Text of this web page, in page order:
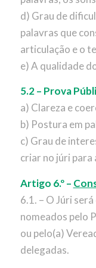
d) Grau de
palavras que
articulação e o
e) A qualidade
5.2 – Prova
a) Clareza e
b) Postura em
c) Grau de
criar no júri
Artigo 6.º –
6.1. – O Júri
nomeados pelo
ou pelo(a)
delegadas.